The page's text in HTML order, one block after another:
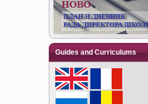
Guides and Curriculums